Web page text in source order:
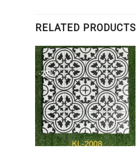
RELATED PRODUCTS
-22%